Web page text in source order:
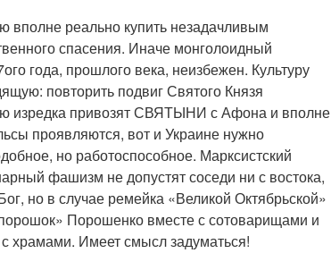
вполне реально купить незадачливым
спасения. Иначе монголоидный
года, прошлого века, неизбежен. Культуру
повторить подвиг Святого Князя
изредка привозят СВЯТЫНИ с Афона и вполне
проявляются, вот и Украине нужно
но работоспособное. Марксистский
фашизм не допустят соседи ни с востока,
но в случае ремейка «Великой Октябрьской»
Порошенко вместе с сотоварищами и
храмами. Имеет смысл задуматься!